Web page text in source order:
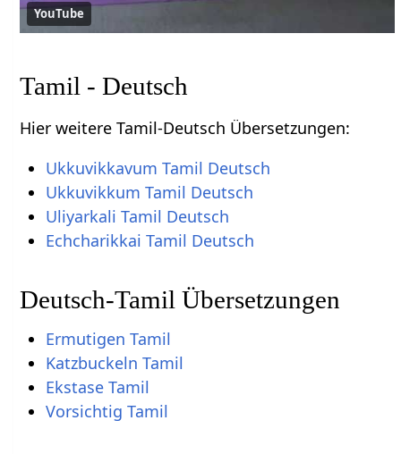
YouTube
Tamil - Deutsch
Hier weitere Tamil-Deutsch Übersetzungen:
Ukkuvikkavum Tamil Deutsch
Ukkuvikkum Tamil Deutsch
Uliyarkali Tamil Deutsch
Echcharikkai Tamil Deutsch
Deutsch-Tamil Übersetzungen
Ermutigen Tamil
Katzbuckeln Tamil
Ekstase Tamil
Vorsichtig Tamil